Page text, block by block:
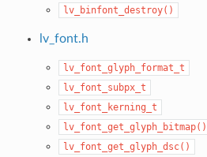
lv_binfont_destroy()
lv_font.h
lv_font_glyph_format_t
lv_font_subpx_t
lv_font_kerning_t
lv_font_get_glyph_bitmap()
lv_font_get_glyph_dsc()